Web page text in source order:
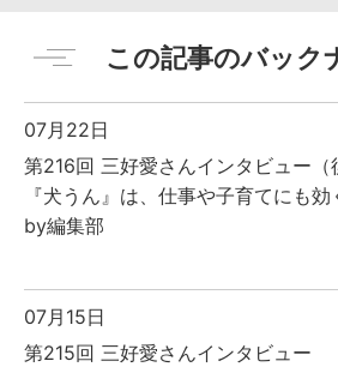
この記事のバック
07月22日
第216回 三好愛さんインタビュー（
『犬うん』は、仕事や子育てにも効
by編集部
07月15日
第215回 三好愛さんインタビュー